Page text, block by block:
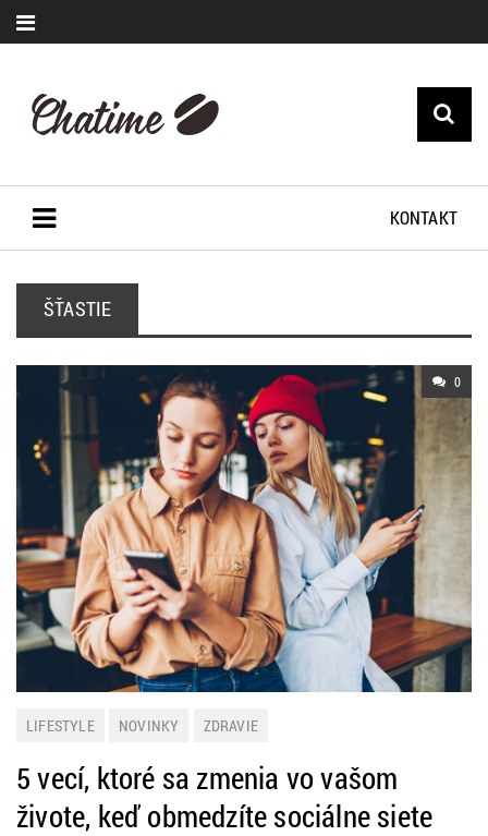
KONTAKT
ŠŤASTIE
0
LIFESTYLE NOVINKY ZDRAVIE
5 vecí, ktoré sa zmenia vo vašom
živote, keď obmedzíte sociálne siete